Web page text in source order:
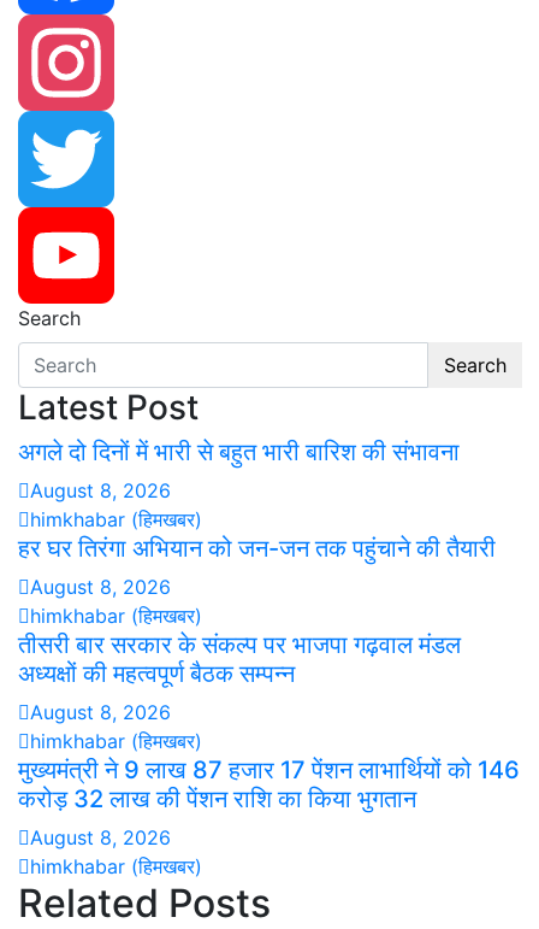
Facebook
Instagram
Twitter
YouTube
Search
Search
Latest Post
अगले दो दिनों में भारी से बहुत भारी बारिश की संभावना
August 8, 2026
himkhabar (हिमखबर)
हर घर तिरंगा अभियान को जन-जन तक पहुंचाने की तैयारी
August 8, 2026
himkhabar (हिमखबर)
तीसरी बार सरकार के संकल्प पर भाजपा गढ़वाल मंडल
अध्यक्षों की महत्वपूर्ण बैठक सम्पन्न
August 8, 2026
himkhabar (हिमखबर)
मुख्यमंत्री ने 9 लाख 87 हजार 17 पेंशन लाभार्थियों को 146
करोड़ 32 लाख की पेंशन राशि का किया भुगतान
August 8, 2026
himkhabar (हिमखबर)
Related Posts